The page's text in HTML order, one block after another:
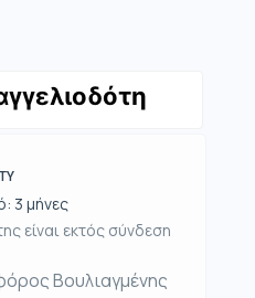
3 μήνες
είναι εκτός σύνδεση
Βουλιαγμένης